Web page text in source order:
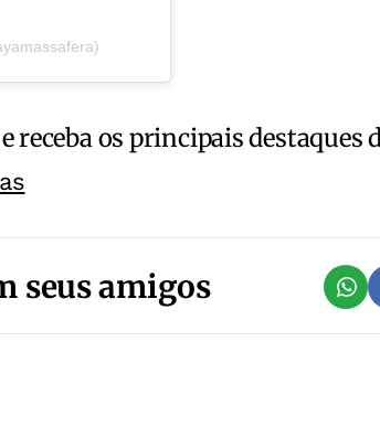
receba os principais destaques
seus amigos